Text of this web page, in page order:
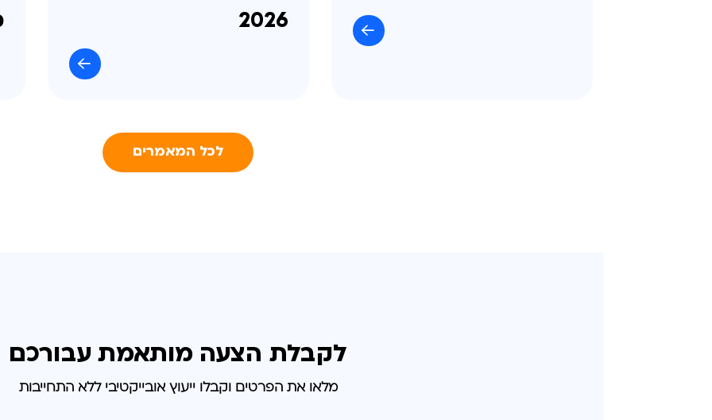
2026
לכל המאמרים
לקבלת הצעה מותאמת עבורכם
מלאו את הפרטים וקבלו ייעוץ אובייקטיבי ללא התחייבות